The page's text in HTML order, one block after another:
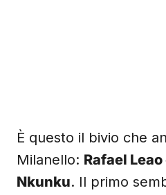
È questo il bivio che
Milanello: Rafael
Nkunku. Il primo